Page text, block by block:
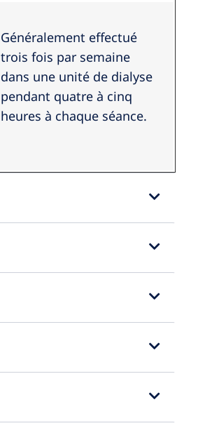
Généralement effectué
trois fois par semaine
dans une unité de dialyse
pendant quatre à cinq
heures à chaque séance.